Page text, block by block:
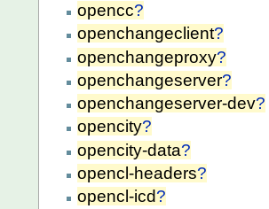
opencc?
openchangeclient?
openchangeproxy?
openchangeserver?
openchangeserver-dev?
opencity?
opencity-data?
opencl-headers?
opencl-icd?